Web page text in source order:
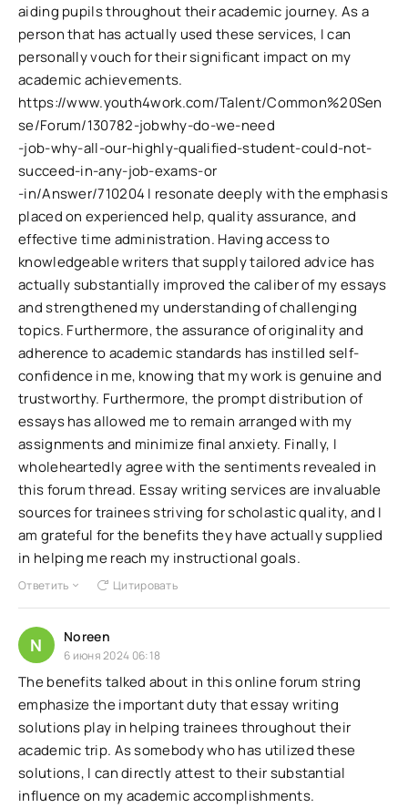
aiding pupils throughout their academic journey. As a
person that has actually used these services, I can
personally vouch for their significant impact on my
academic achievements.
https://www.youth4work.com/Talent/Common%20Sen
se/Forum/130782-jobwhy-do-we-need
-job-why-all-our-highly-qualified-student-could-not-
succeed-in-any-job-exams-or
-in/Answer/710204 I resonate deeply with the emphasis
placed on experienced help, quality assurance, and
effective time administration. Having access to
knowledgeable writers that supply tailored advice has
actually substantially improved the caliber of my essays
and strengthened my understanding of challenging
topics. Furthermore, the assurance of originality and
adherence to academic standards has instilled self-
confidence in me, knowing that my work is genuine and
trustworthy. Furthermore, the prompt distribution of
essays has allowed me to remain arranged with my
assignments and minimize final anxiety. Finally, I
wholeheartedly agree with the sentiments revealed in
this forum thread. Essay writing services are invaluable
sources for trainees striving for scholastic quality, and I
am grateful for the benefits they have actually supplied
in helping me reach my instructional goals.
Ответить Цитировать
N Noreen
6 июня 2024 06:18
The benefits talked about in this online forum string
emphasize the important duty that essay writing
solutions play in helping trainees throughout their
academic trip. As somebody who has utilized these
solutions, I can directly attest to their substantial
influence on my academic accomplishments.